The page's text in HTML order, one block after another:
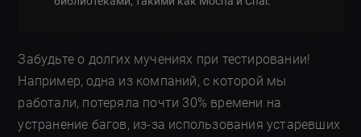
Забудьте о долгих мучениях при тестировании!
Например, одна из компаний, с которой мы
работали, потеряла почти 30% времени на
устранение багов, из-за использования устаревших